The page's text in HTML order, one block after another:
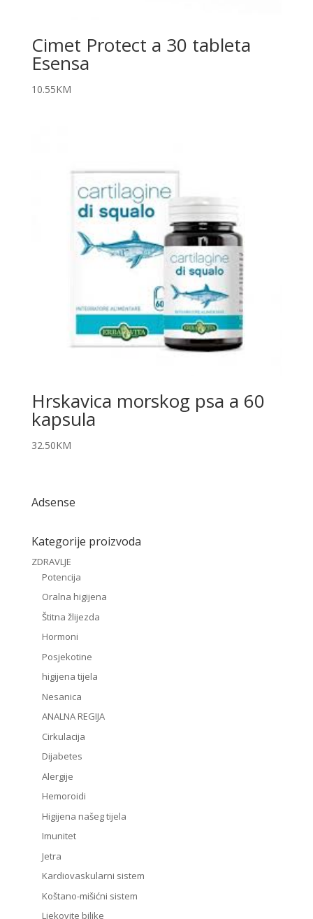
Cimet Protect a 30 tableta
Esensa
10.55KM
Hrskavica morskog psa a 60
kapsula
32.50KM
Adsense
Kategorije proizvoda
ZDRAVLJE
Potencija
Oralna higijena
Štitna žlijezda
Hormoni
Posjekotine
higijena tijela
Nesanica
ANALNA REGIJA
Cirkulacija
Dijabetes
Alergije
Hemoroidi
Higijena našeg tijela
Imunitet
Jetra
Kardiovaskularni sistem
Koštano-mišićni sistem
Ljekovite biljke